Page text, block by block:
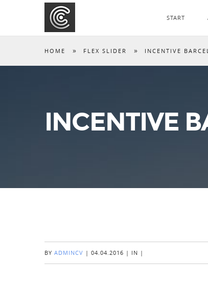
START
HOME » FLEX SLIDER » INCENTIVE
INCENTIVE
BY ADMINCV | 04.04.2016 | IN |